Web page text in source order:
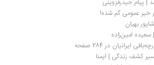
حیدرقزوینی
عمومی گم شده!
در 284 صفحه
زندگی | ایمنا